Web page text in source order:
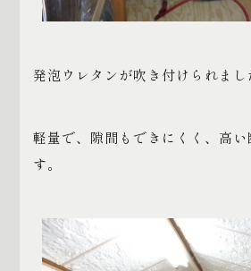
発泡ウレタンが吹き付けられまし
軽量で、隙間もできにくく、高い
す。